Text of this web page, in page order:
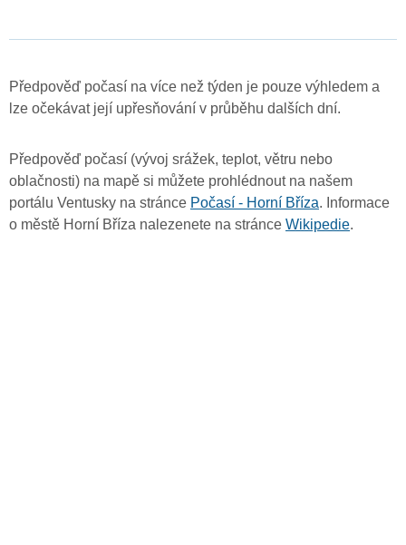
Předpověď počasí na více než týden je pouze výhledem a
lze očekávat její upřesňování v průběhu dalších dní.
Předpověď počasí (vývoj srážek, teplot, větru nebo
oblačnosti) na mapě si můžete prohlédnout na našem
portálu Ventusky na stránce Počasí - Horní Bříza. Informace
o městě Horní Bříza nalezenete na stránce Wikipedie.